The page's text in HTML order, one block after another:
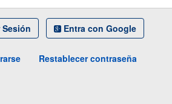
Entra con Google
Restablecer contraseña